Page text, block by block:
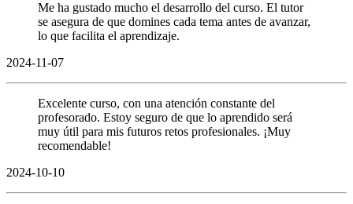
Me ha gustado mucho el desarrollo del curso. El tutor
se asegura de que domines cada tema antes de avanzar,
lo que facilita el aprendizaje.
2024-11-07
Excelente curso, con una atención constante del
profesorado. Estoy seguro de que lo aprendido será
muy útil para mis futuros retos profesionales. ¡Muy
recomendable!
2024-10-10